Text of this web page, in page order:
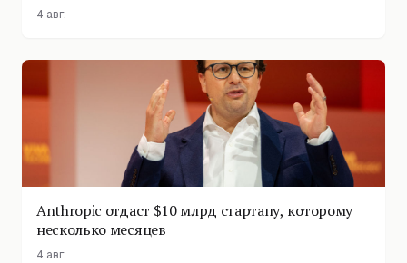
4 авг.
Anthropic отдаст $10 млрд стартапу, которому
несколько месяцев
4 авг.